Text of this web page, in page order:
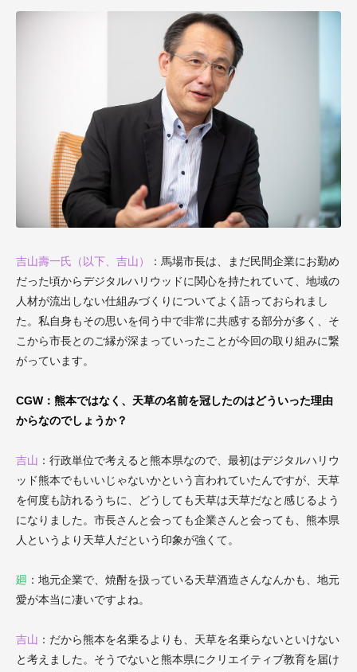
吉山壽一氏（以下、吉山）
：馬場市長は、まだ民間企業にお勤め
だった頃からデジタルハリウッドに関心を持たれていて、地域の
人材が流出しない仕組みづくりについてよく語っておられまし
た。私自身もその思いを伺う中で非常に共感する部分が多く、そ
こから市長とのご縁が深まっていったことが今回の取り組みに繋
がっています。
CGW：熊本ではなく、天草の名前を冠したのはどういった理由
からなのでしょうか？
吉山 ：行政単位で考えると熊本県なので、最初はデジタルハリウ
ッド熊本でもいいじゃないかという言われていたんですが、天草
を何度も訪れるうちに、どうしても天草は天草だなと感じるよう
になりました。市長さんと会っても企業さんと会っても、熊本県
人というより天草人だという印象が強くて。
廻 ：地元企業で、焼酎を扱っている天草酒造さんなんかも、地元
愛が本当に凄いですよね。
吉山 ：だから熊本を名乗るよりも、天草を名乗らないといけない
と考えました。そうでないと熊本県にクリエイティブ教育を届け